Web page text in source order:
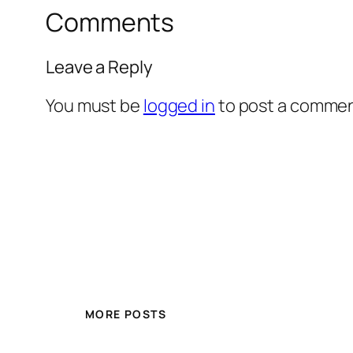
Comments
Leave a Reply
You must be logged into post a
MORE POSTS